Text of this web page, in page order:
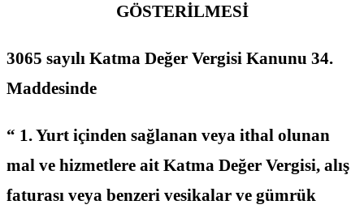
GÖSTERİLMESİ
3065 sayılı Katma Değer Vergisi Kanunu 34.
Maddesinde
“ 1. Yurt içinden sağlanan veya ithal olunan
mal ve hizmetlere ait Katma Değer Vergisi, alış
faturası veya benzeri vesikalar ve gümrük